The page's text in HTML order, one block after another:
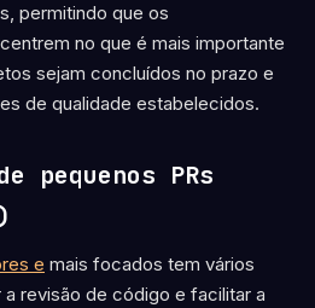
permitindo que os
no que é mais importante
sejam concluídos no prazo e
de qualidade estabelecidos.
pequenos PRs
e mais focados tem vários
revisão de código e facilitar a